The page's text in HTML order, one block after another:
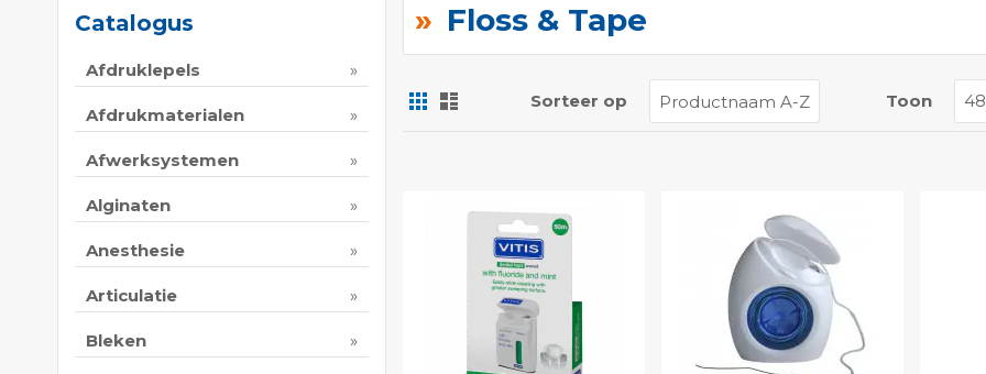
Floss & Tape
Foto-
tabel Toon
Sorteer op
Catalogus
Afdruklepels
Afdrukmaterialen
Afwerksystemen
Alginaten
Anesthesie
Articulatie
Bleken